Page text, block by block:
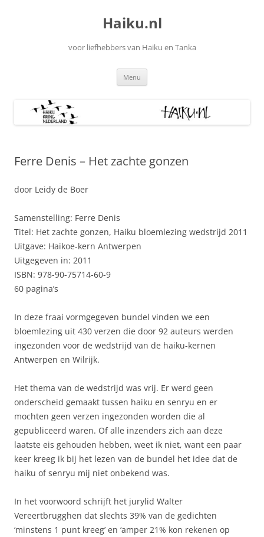
Haiku.nl
voor liefhebbers van Haiku en Tanka
Menu
Ferre Denis – Het zachte gonzen
door Leidy de Boer
Samenstelling: Ferre Denis
Titel: Het zachte gonzen, Haiku bloemlezing wedstrijd 2011
Uitgave: Haikoe-kern Antwerpen
Uitgegeven in: 2011
ISBN: 978-90-75714-60-9
60 pagina’s
In deze fraai vormgegeven bundel vinden we een
bloemlezing uit 430 verzen die door 92 auteurs werden
ingezonden voor de wedstrijd van de haiku-kernen
Antwerpen en Wilrijk.
Het thema van de wedstrijd was vrij. Er werd geen
onderscheid gemaakt tussen haiku en senryu en er
mochten geen verzen ingezonden worden die al
gepubliceerd waren. Of alle inzenders zich aan deze
laatste eis gehouden hebben, weet ik niet, want een paar
keer kreeg ik bij het lezen van de bundel het idee dat de
haiku of senryu mij niet onbekend was.
In het voorwoord schrijft het jurylid Walter
Vereertbrugghen dat slechts 39% van de gedichten
‘minstens 1 punt kreeg’ en ‘amper 21% kon rekenen op